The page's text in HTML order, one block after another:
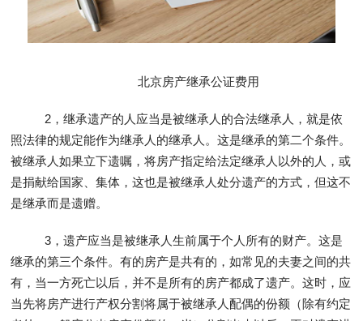
北京房产继承公证费用
2，继承遗产的人应当是被继承人的合法继承人，就是依
照法律的规定能作为继承人的继承人。这是继承的第二个条件。
被继承人如果立下遗嘱，将房产指定给法定继承人以外的人，或
是捐献给国家、集体，这也是被继承人处分遗产的方式，但这不
是继承而是遗赠。
3，遗产应当是被继承人生前属于个人所有的财产。这是
继承的第三个条件。有的房产是共有的，如常见的夫妻之间的共
有，当一方死亡以后，并不是所有的房产都成了遗产。这时，应
当先将房产进行产权分割将属于被继承人配偶的份额（除有约定